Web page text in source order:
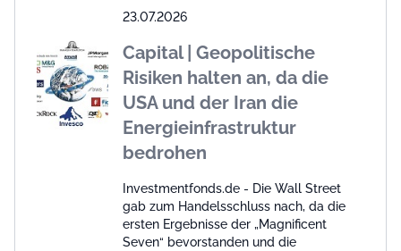
23.07.2026
Capital | Geopolitische
Risiken halten an, da die
USA und der Iran die
Energieinfrastruktur
bedrohen
Investmentfonds.de - Die Wall Street
gab zum Handelsschluss nach, da die
ersten Ergebnisse der „Magnificent
Seven“ bevorstanden und die